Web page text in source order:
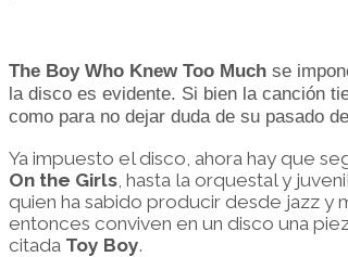
The Boy Who Knew Too Much se
la disco es evidente. Si bien la canción
como para no dejar duda de su pasado de
Ya impuesto el disco, ahora hay que
On the Girls , hasta la orquestal y
quien ha sabido producir desde jazz y
entonces conviven en un disco una
citada Toy Boy.